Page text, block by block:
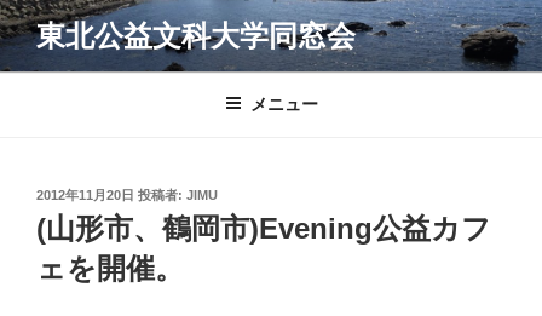
コ
ン
テ
東北公益文科大学同窓会
メニュー
投
稿
日:
2012年11月20日 投稿者: JIMU
(山形市、鶴岡市)Evening公益カフ
ェを開催。